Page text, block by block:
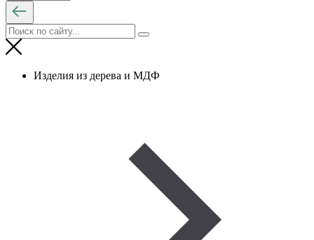
Изделия из дерева и МДФ